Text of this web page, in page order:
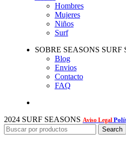
Hombres
Mujeres
Niños
Surf
SOBRE SEASONS SURF
Blog
Envios
Contacto
FAQ
2024 SURF SEASONS Aviso Legal
Search